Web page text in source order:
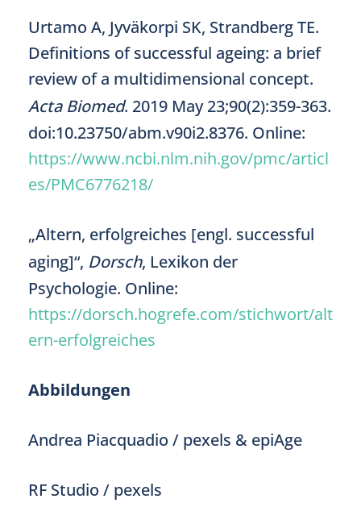
Urtamo A, Jyväkorpi SK, Strandberg TE.
Definitions of successful ageing: a brief
review of a multidimensional concept.
Acta Biomed. 2019 May 23;90(2):359-363.
doi:10.23750/abm.v90i2.8376. Online:
https://www.ncbi.nlm.nih.gov/pmc/articl
es/PMC6776218/
„Altern, erfolgreiches [engl. successful
aging]“, Dorsch, Lexikon der
Psychologie. Online:
https://dorsch.hogrefe.com/stichwort/alt
ern-erfolgreiches
Abbildungen
Andrea Piacquadio / pexels & epiAge
RF Studio / pexels